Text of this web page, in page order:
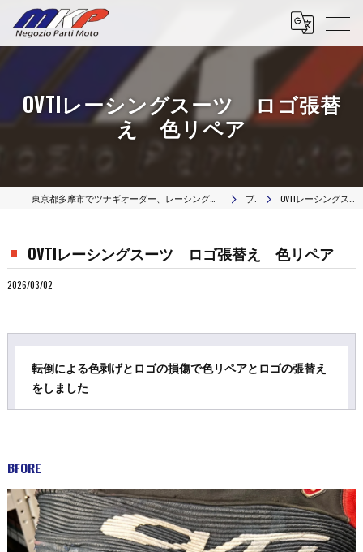
OVTIレーシングスーツ ロゴ張替
え 色リペア
東京都多摩市でツナギオーダー、レーシングスーツのオーダー、革リペア修理、カスタムパーツはMKP Negozio Parti Moto ブログ OVTIレーシングスーツ ロゴ張替え 色リペア
OVTIレーシングスーツ ロゴ張替え 色リペア
2026/03/02
転倒による色剥げとロゴの損傷で色リペアとロゴの張替え
をしました
BFORE